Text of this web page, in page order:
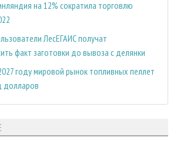
на 12% сократила торговлю
ЛесЕГАИС получат
факт заготовки до вывоза с делянки
году мировой рынок топливных пеллет
долларов